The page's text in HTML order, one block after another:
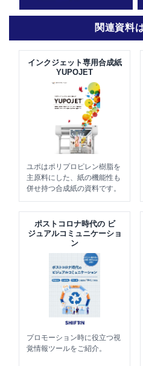
関連資料
インクジェット専用合成紙
YUPOJET
ユポはポリプロピレン樹脂を
主原料にした、紙の機能性も
併せ持つ合成紙の資料です。
ポストコロナ時代の ビ
ジュアルコミュニケーショ
ン
プロモーション時に役立つ視
覚情報ツールをご紹介。